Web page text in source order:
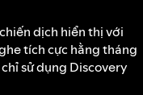
dịch hiển thị với
tích cực hằng tháng
sử dụng Discovery